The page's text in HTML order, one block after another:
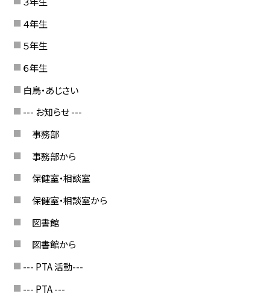
４年生
５年生
６年生
白鳥・あじさい
--- お知らせ ---
事務部
事務部から
保健室・相談室
保健室・相談室から
図書館
図書館から
--- PTA 活動---
--- PTA ---